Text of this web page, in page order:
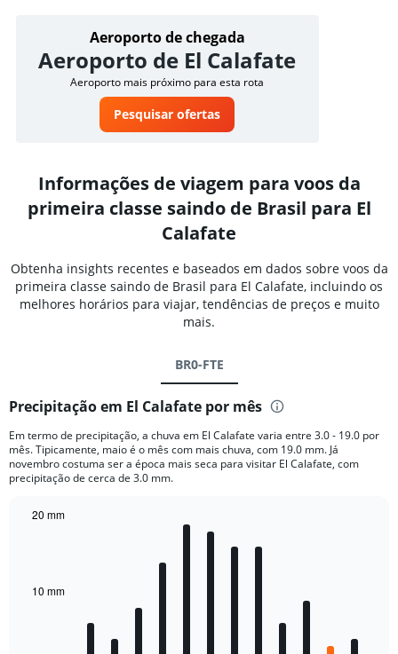
Aeroporto de chegada
Aeroporto de El Calafate
Aeroporto mais próximo para esta rota
Pesquisar ofertas
Informações de viagem para voos da
primeira classe saindo de Brasil para El
Calafate
Obtenha insights recentes e baseados em dados sobre voos da
primeira classe saindo de Brasil para El Calafate, incluindo os
melhores horários para viajar, tendências de preços e muito
mais.
BR0-FTE
Precipitação em El Calafate por mês
Em termo de precipitação, a chuva em El Calafate varia entre 3.0 - 19.0 por
mês. Tipicamente, maio é o mês com mais chuva, com 19.0 mm. Já
novembro costuma ser a época mais seca para visitar El Calafate, com
precipitação de cerca de 3.0 mm.
bars.
10 mm
20 mm